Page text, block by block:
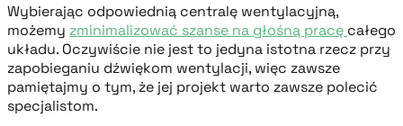
Wybierając odpowiednią centralę wentylacyjną,
możemy zminimalizować szanse na głośną pracę całego
układu. Oczywiście nie jest to jedyna istotna rzecz przy
zapobieganiu dźwiękom wentylacji, więc zawsze
pamiętajmy o tym, że jej projekt warto zawsze polecić
specjalistom.